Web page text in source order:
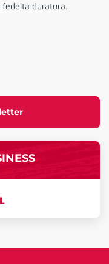
fedeltà duratura.